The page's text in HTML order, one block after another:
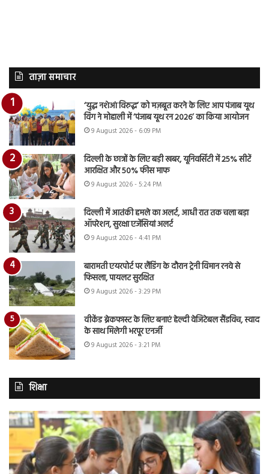
ताज़ा समाचार
‘युद्ध नशेआं विरुद्ध’ को मज़बूत करने के लिए आप पंजाब यूथ
विंग ने मोहाली में ‘पंजाब यूथ रन 2026’ का किया आयोजन
9 August 2026 - 6:09 PM
दिल्ली के छात्रों के लिए बड़ी खबर, यूनिवर्सिटी में 25% सीटें
आरक्षित और 50% फीस माफ
9 August 2026 - 5:24 PM
दिल्ली में आतंकी हमले का अलर्ट, आधी रात तक चला बड़ा
ऑपरेशन, सुरक्षा एजेंसियां अलर्ट
9 August 2026 - 4:41 PM
बारामती एयरपोर्ट पर लैंडिंग के दौरान ट्रेनी विमान रनवे से
फिसला, पायलट सुरक्षित
9 August 2026 - 3:29 PM
वीकेंड ब्रेकफास्ट के लिए बनाएं हेल्दी वेजिटेबल सैंडविच, स्वाद
के साथ मिलेगी भरपूर एनर्जी
9 August 2026 - 3:21 PM
शिक्षा